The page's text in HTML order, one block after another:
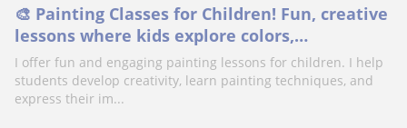
🎨 Painting Classes for Children! Fun, creative
lessons where kids explore colors,
imagination, and artistic skills.
I offer fun and engaging painting lessons for children. I help
students develop creativity, learn painting techniques, and
express their im...